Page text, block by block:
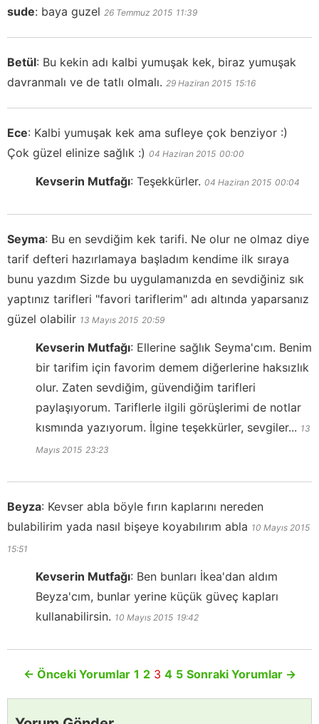
sude: baya guzel 26 Temmuz 2015 11:39
Betül: Bu kekin adı kalbi yumuşak kek, biraz yumuşak
davranmalı ve de tatlı olmalı. 29 Haziran 2015 15:16
Ece: Kalbi yumuşak kek ama sufleye çok benziyor :)
Çok güzel elinize sağlık :) 04 Haziran 2015 00:00
Kevserin Mutfağı: Teşekkürler. 04 Haziran 2015 00:04
Seyma: Bu en sevdiğim kek tarifi. Ne olur ne olmaz diye
tarif defteri hazırlamaya başladım kendime ilk sıraya
bunu yazdım Sizde bu uygulamanızda en sevdiğiniz sık
yaptınız tarifleri "favori tariflerim" adı altında yaparsanız
güzel olabilir 13 Mayıs 2015 20:59
Kevserin Mutfağı: Ellerine sağlık Seyma'cım. Benim
bir tarifim için favorim demem diğerlerine haksızlık
olur. Zaten sevdiğim, güvendiğim tarifleri
paylaşıyorum. Tariflerle ilgili görüşlerimi de notlar
kısmında yazıyorum. İlgine teşekkürler, sevgiler... 13
Mayıs 2015 23:23
Beyza: Kevser abla böyle fırın kaplarını nereden
bulabilirim yada nasıl bişeye koyabılırım abla 10 Mayıs 2015
15:51
Kevserin Mutfağı: Ben bunları İkea'dan aldım
Beyza'cım, bunlar yerine küçük güveç kapları
kullanabilirsin. 10 Mayıs 2015 19:42
← Önceki Yorumlar 1 2 3 4 5 Sonraki Yorumlar →